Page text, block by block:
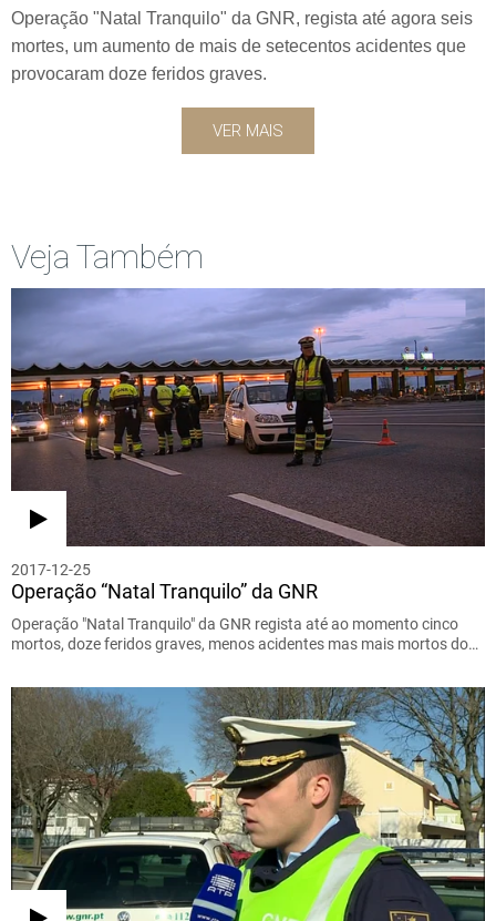
Operação "Natal Tranquilo" da GNR, regista até agora seis
mortes, um aumento de mais de setecentos acidentes que
provocaram doze feridos graves.
VER MAIS
Veja Também
2017-12-25
Operação “Natal Tranquilo” da GNR
Operação "Natal Tranquilo" da GNR regista até ao momento cinco
mortos, doze feridos graves, menos acidentes mas mais mortos do…